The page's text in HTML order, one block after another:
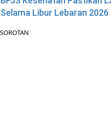
Selama Libur Lebaran 2026
SOROTAN